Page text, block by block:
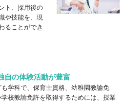
ト、採用後の
や技能を、現
ることができ
自の体験活動が豊富
学科で、保育士資格、幼稚園教諭免
学校教諭免許を取得するためには、授業